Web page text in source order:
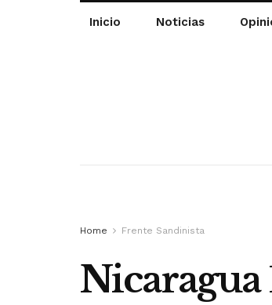
Inicio Noticias
Home Frente Sandinista
Nicaragua